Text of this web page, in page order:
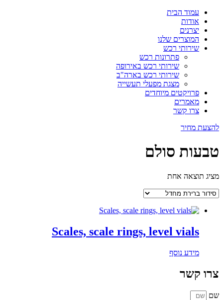
עמוד הבית
אודות
יצרנים
המוצרים שלנו
שירותי רכש
פתרונות רכש
שירותי רכש באירופה
שירותי רכש בארה"ב
מצגת מפעלי תעשייה
פרויקטים מיוחדים
מאמרים
צרו קשר
להצעת מחיר
טבעות סולם
מציג תוצאה אחת
Scales, scale rings, level vials
מידע נוסף
צרו קשר
שם